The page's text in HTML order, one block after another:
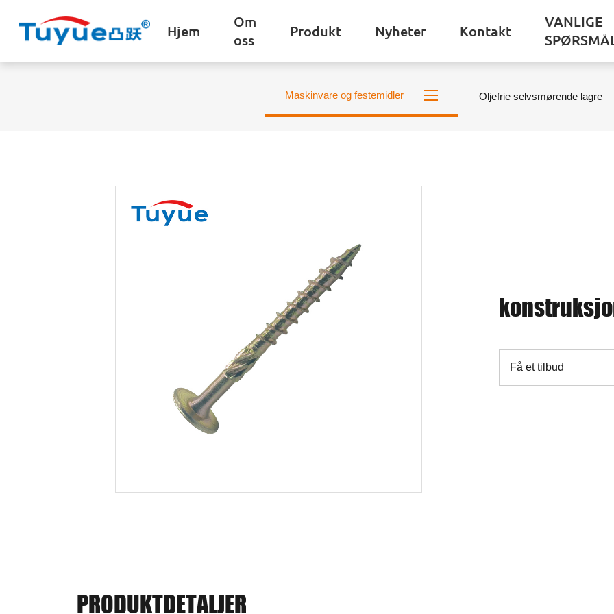
Hjem
Om
oss
Produkt Nyheter Kontakt
VANLIGE
Maskinvare og festemidler Oljefrie selvsmørende lagre
Få et tilbud
PRODUKTDETALJER